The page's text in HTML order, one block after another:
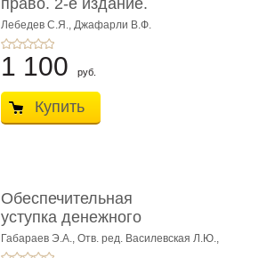
право. 2-е издание.
Монограф ...
Лебедев С.Я., Джафарли В.Ф.
1 100 руб.
Купить
Обеспечительная
уступка денежного
требования ...
Габараев Э.А., Отв. ред. Василевская Л.Ю.,
вступ. сл. Каретина М.Г.